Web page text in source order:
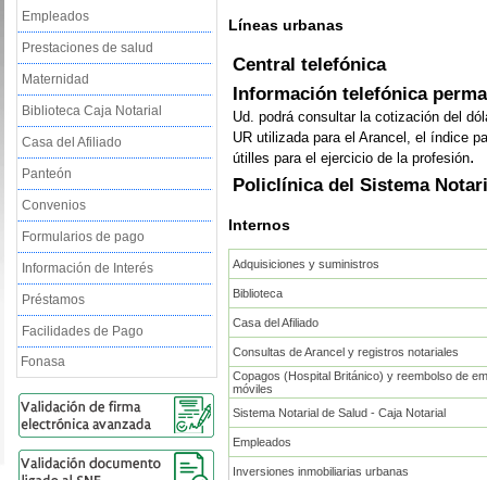
Empleados
Prestaciones de salud
Maternidad
Biblioteca Caja Notarial
Casa del Afiliado
Panteón
Convenios
Formularios de pago
Información de Interés
Préstamos
Facilidades de Pago
Fonasa
Líneas urbanas
Central telefónica
Información telefónica
Ud. podrá consultar la cotización del
UR utilizada para el Arancel, el índice
útilles para el ejercicio de la profesión.
Policlínica del Sistema
Internos
Adquisiciones y suministros
Biblioteca
Casa del Afiliado
Consultas de Arancel y registros notariales
Copagos (Hospital Británico) y reembolso de
móviles
Sistema Notarial de Salud - Caja Notarial
Empleados
Inversiones inmobiliarias urbanas